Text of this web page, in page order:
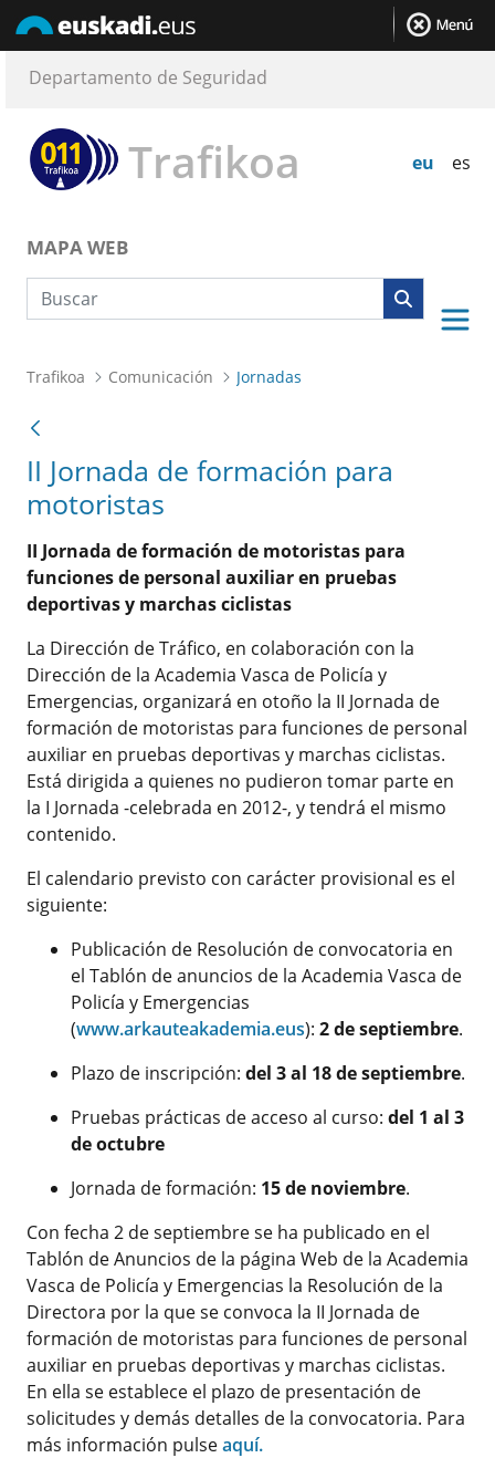
Trafikoa eu es
Departamento de Seguridad
MAPA WEB
Búsqueda web
Trafikoa Comunicación Jornadas
II Jornada de formación para
motoristas
II Jornada de formación de motoristas para
funciones de personal auxiliar en pruebas
deportivas y marchas ciclistas
La Dirección de Tráfico, en colaboración con la
Dirección de la Academia Vasca de Policía y
Emergencias, organizará en otoño la II Jornada de
formación de motoristas para funciones de personal
auxiliar en pruebas deportivas y marchas ciclistas.
Está dirigida a quienes no pudieron tomar parte en
la I Jornada -celebrada en 2012-, y tendrá el mismo
contenido.
El calendario previsto con carácter provisional es el
siguiente:
Publicación de Resolución de convocatoria en
el Tablón de anuncios de la Academia Vasca de
Policía y Emergencias
(www.arkauteakademia.eus): 2 de septiembre.
Plazo de inscripción: del 3 al 18 de septiembre.
Pruebas prácticas de acceso al curso: del 1 al 3
de octubre
Jornada de formación: 15 de noviembre.
Con fecha 2 de septiembre se ha publicado en el
Tablón de Anuncios de la página Web de la Academia
Vasca de Policía y Emergencias la Resolución de la
Directora por la que se convoca la II Jornada de
formación de motoristas para funciones de personal
auxiliar en pruebas deportivas y marchas ciclistas.
En ella se establece el plazo de presentación de
solicitudes y demás detalles de la convocatoria. Para
más información pulseaquí.